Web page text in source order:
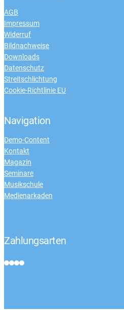
AGB
Impressum
Widerruf
Bildnachweise
Downloads
Datenschutz
Streitschlichtung
Cookie-Richtlinie EU
Navigation
Demo-Content
Kontakt
Magazin
Seminare
Musikschule
Medienarkaden
Zahlungsarten